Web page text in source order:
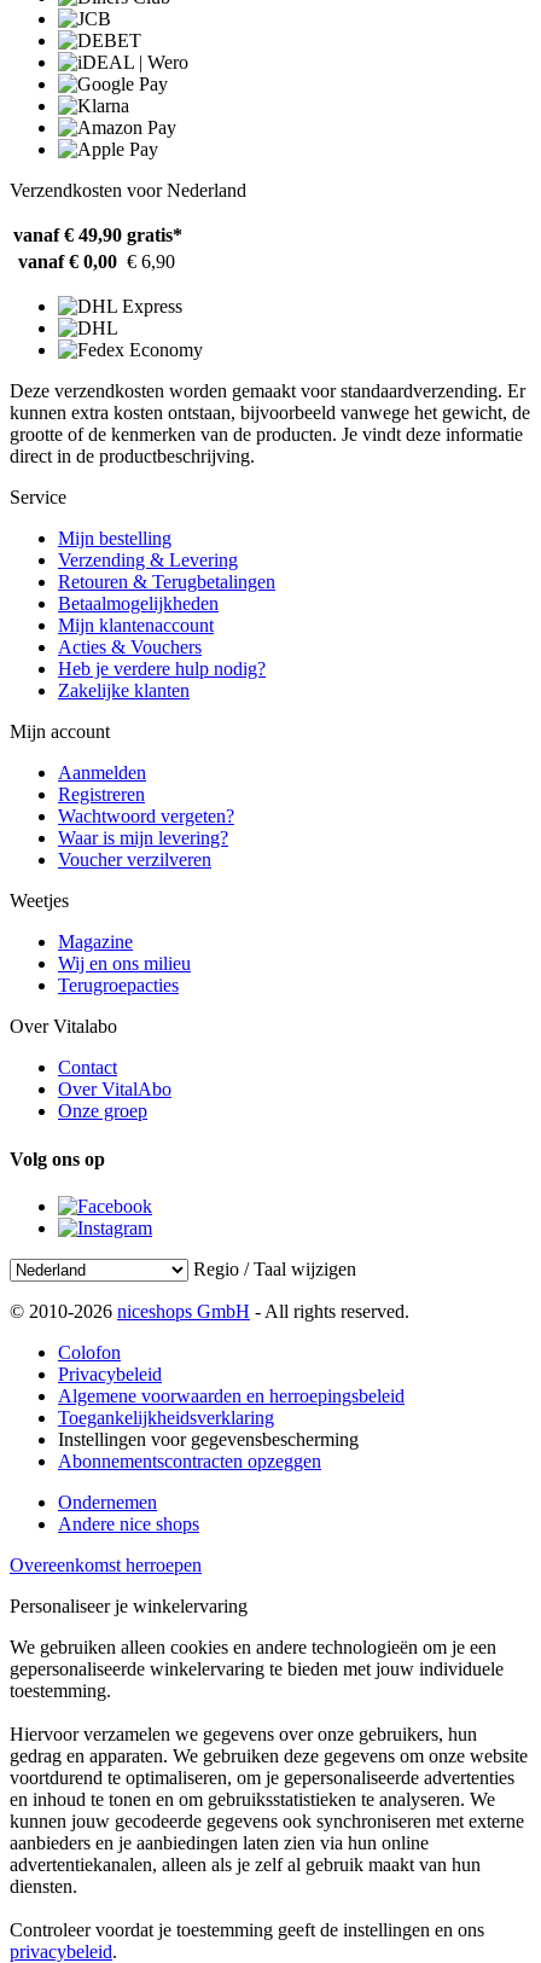
Verzendkosten voor Nederland
vanaf € 49,90 gratis*
vanaf € 0,00 € 6,90
Deze verzendkosten worden gemaakt voor standaardverzending. Er
kunnen extra kosten ontstaan, bijvoorbeeld vanwege het gewicht, de
grootte of de kenmerken van de producten. Je vindt deze informatie
direct in de productbeschrijving.
Service
Mijn bestelling
Verzending & Levering
Retouren & Terugbetalingen
Betaalmogelijkheden
Mijn klantenaccount
Acties & Vouchers
Heb je verdere hulp nodig?
Zakelijke klanten
Mijn account
Aanmelden
Registreren
Wachtwoord vergeten?
Waar is mijn levering?
Voucher verzilveren
Weetjes
Magazine
Wij en ons milieu
Terugroepacties
Over Vitalabo
Contact
Over VitalAbo
Onze groep
Volg ons op
Regio / Taal wijzigen
© 2010-2026 niceshops GmbH - All rights reserved.
Colofon
Privacybeleid
Algemene voorwaarden en herroepingsbeleid
Toegankelijkheidsverklaring
Instellingen voor gegevensbescherming
Abonnementscontracten opzeggen
Ondernemen
Andere nice shops
Overeenkomst herroepen
Personaliseer je winkelervaring
We gebruiken alleen cookies en andere technologieën om je een
gepersonaliseerde winkelervaring te bieden met jouw individuele
toestemming.
Hiervoor verzamelen we gegevens over onze gebruikers, hun
gedrag en apparaten. We gebruiken deze gegevens om onze website
voortdurend te optimaliseren, om je gepersonaliseerde advertenties
en inhoud te tonen en om gebruiksstatistieken te analyseren. We
kunnen jouw gecodeerde gegevens ook synchroniseren met externe
aanbieders en je aanbiedingen laten zien via hun online
advertentiekanalen, alleen als je zelf al gebruik maakt van hun
diensten.
Controleer voordat je toestemming geeft de instellingen en ons
privacybeleid.